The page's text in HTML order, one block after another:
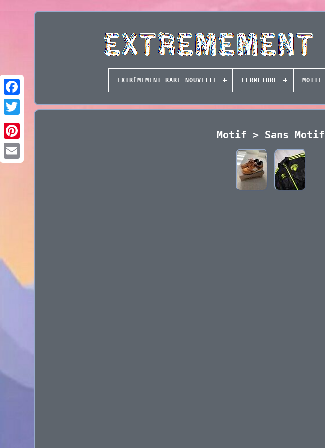
EXTRÊMEMENT RARE NOUVELLE FERMETURE MOTIF
Motif > Sans Motif